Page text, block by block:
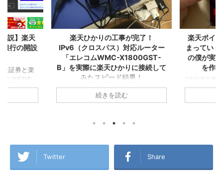
】楽天
の開設
券と楽
申
つみ
ことが
から楽
として
楽天ひかりの工事が完了！
IPv6（クロスパス）対応ルーター
「エレコムWMC-X1800GST-
B」を実際に楽天ひかりに接続して
みたスピード結果！
▼楽天モバイル使う方ならおうちの
Wi-Fiは楽天ひかり！集合住宅は税込
楽天ひかりに切り替えたA1理論で
す！ちなみに昔のアパートで使ってい
続きを読む
楽天ポイント
まっていく！
の僕が実感し
を作るべ
2021年5月に▼
ていくことを決
も含めた『楽天
Twitter Share